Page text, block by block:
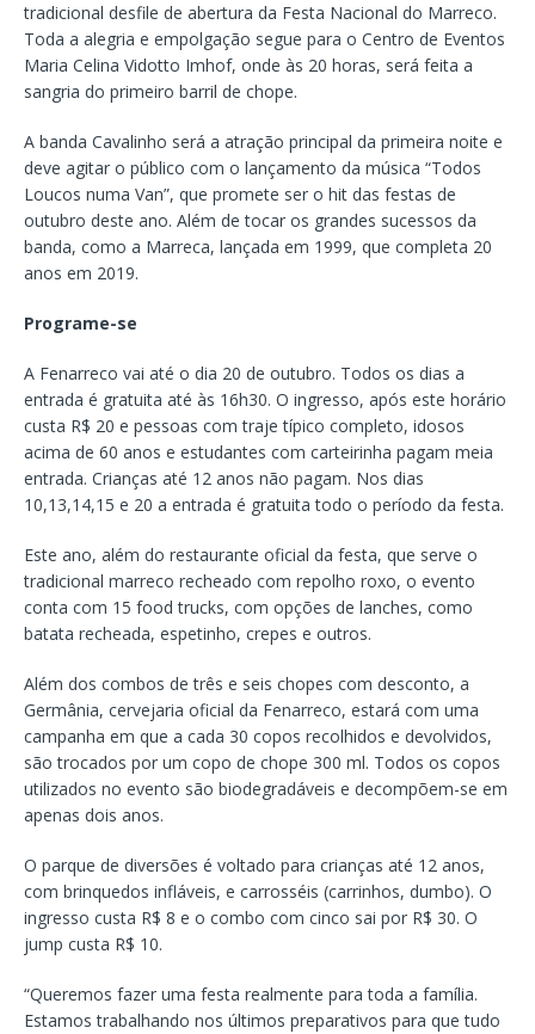
tradicional desfile de abertura da Festa Nacional do Marreco.
Toda a alegria e empolgação segue para o Centro de Eventos
Maria Celina Vidotto Imhof, onde às 20 horas, será feita a
sangria do primeiro barril de chope.
A banda Cavalinho será a atração principal da primeira noite e
deve agitar o público com o lançamento da música “Todos
Loucos numa Van”, que promete ser o hit das festas de
outubro deste ano. Além de tocar os grandes sucessos da
banda, como a Marreca, lançada em 1999, que completa 20
anos em 2019.
Programe-se
A Fenarreco vai até o dia 20 de outubro. Todos os dias a
entrada é gratuita até às 16h30. O ingresso, após este horário
custa R$ 20 e pessoas com traje típico completo, idosos
acima de 60 anos e estudantes com carteirinha pagam meia
entrada. Crianças até 12 anos não pagam. Nos dias
10,13,14,15 e 20 a entrada é gratuita todo o período da festa.
Este ano, além do restaurante oficial da festa, que serve o
tradicional marreco recheado com repolho roxo, o evento
conta com 15 food trucks, com opções de lanches, como
batata recheada, espetinho, crepes e outros.
Além dos combos de três e seis chopes com desconto, a
Germânia, cervejaria oficial da Fenarreco, estará com uma
campanha em que a cada 30 copos recolhidos e devolvidos,
são trocados por um copo de chope 300 ml. Todos os copos
utilizados no evento são biodegradáveis e decompõem-se em
apenas dois anos.
O parque de diversões é voltado para crianças até 12 anos,
com brinquedos infláveis, e carrosséis (carrinhos, dumbo). O
ingresso custa R$ 8 e o combo com cinco sai por R$ 30. O
jump custa R$ 10.
“Queremos fazer uma festa realmente para toda a família.
Estamos trabalhando nos últimos preparativos para que tudo